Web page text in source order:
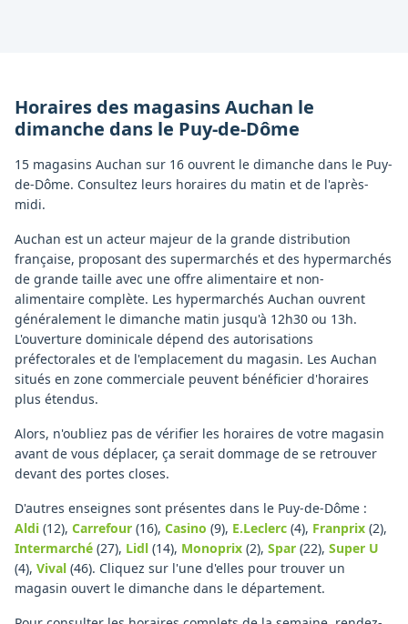
Horaires des magasinsAuchan le
dimanche dans le Puy-de-Dôme
15 magasins Auchan sur 16 ouvrent le dimanche dans le Puy-
de-Dôme. Consultez leurs horaires du matin et de l'après-
midi.
Auchan est un acteur majeur de la grande distribution
française, proposant des supermarchés et des hypermarchés
de grande taille avec une offre alimentaire et non-
alimentaire complète. Les hypermarchés Auchan ouvrent
généralement le dimanche matin jusqu'à 12h30 ou 13h.
L'ouverture dominicale dépend des autorisations
préfectorales et de l'emplacement du magasin. Les Auchan
situés en zone commerciale peuvent bénéficier d'horaires
plus étendus.
Alors, n'oubliez pas de vérifier les horaires de votre magasin
avant de vous déplacer, ça serait dommage de se retrouver
devant des portes closes.
D'autres enseignes sont présentes dans le Puy-de-Dôme :
Aldi (12), Carrefour (16), Casino (9), E.Leclerc (4), Franprix (2),
Intermarché (27), Lidl (14), Monoprix (2), Spar (22), Super U
(4), Vival (46). Cliquez sur l'une d'elles pour trouver un
magasin ouvert le dimanche dans le département.